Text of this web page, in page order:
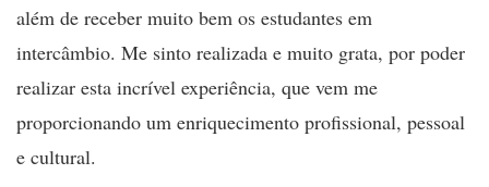
além de receber muito bem os estudantes em
intercâmbio. Me sinto realizada e muito grata, por poder
realizar esta incrível experiência, que vem me
proporcionando um enriquecimento profissional, pessoal
e cultural.